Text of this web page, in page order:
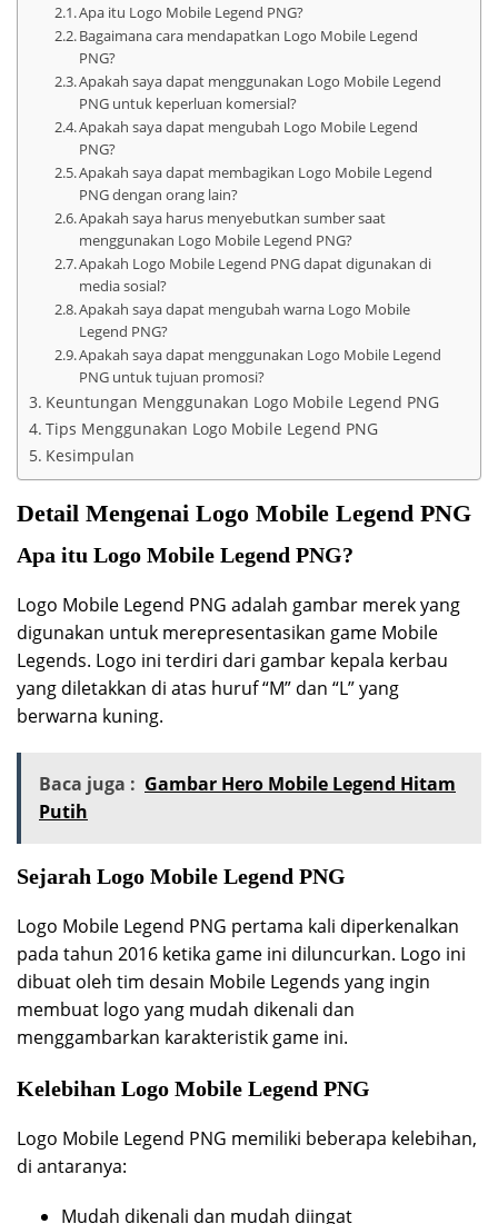
Apa itu Logo Mobile Legend PNG?
Bagaimana cara mendapatkan Logo Mobile Legend
PNG?
Apakah saya dapat menggunakan Logo Mobile Legend
PNG untuk keperluan komersial?
Apakah saya dapat mengubah Logo Mobile Legend
PNG?
Apakah saya dapat membagikan Logo Mobile Legend
PNG dengan orang lain?
Apakah saya harus menyebutkan sumber saat
menggunakan Logo Mobile Legend PNG?
Apakah Logo Mobile Legend PNG dapat digunakan di
media sosial?
Apakah saya dapat mengubah warna Logo Mobile
Legend PNG?
Apakah saya dapat menggunakan Logo Mobile Legend
PNG untuk tujuan promosi?
Keuntungan Menggunakan Logo Mobile Legend PNG
Tips Menggunakan Logo Mobile Legend PNG
Kesimpulan
Detail Mengenai Logo Mobile Legend PNG
Apa itu Logo Mobile Legend PNG?
Logo Mobile Legend PNG adalah gambar merek yang
digunakan untuk merepresentasikan game Mobile
Legends. Logo ini terdiri dari gambar kepala kerbau
yang diletakkan di atas huruf “M” dan “L” yang
berwarna kuning.
Baca juga : Gambar Hero Mobile Legend Hitam
Putih
Sejarah Logo Mobile Legend PNG
Logo Mobile Legend PNG pertama kali diperkenalkan
pada tahun 2016 ketika game ini diluncurkan. Logo ini
dibuat oleh tim desain Mobile Legends yang ingin
membuat logo yang mudah dikenali dan
menggambarkan karakteristik game ini.
Kelebihan Logo Mobile Legend PNG
Logo Mobile Legend PNG memiliki beberapa kelebihan,
di antaranya:
Mudah dikenali dan mudah diingat